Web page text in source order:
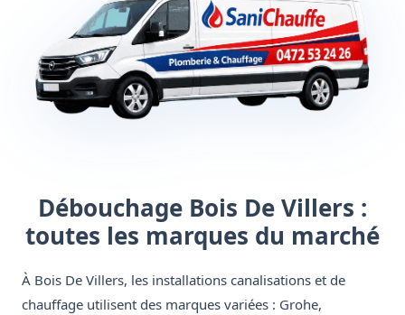
Débouchage Bois De Villers :
toutes les marques du marché
À Bois De Villers, les installations canalisations et de
chauffage utilisent des marques variées : Grohe,